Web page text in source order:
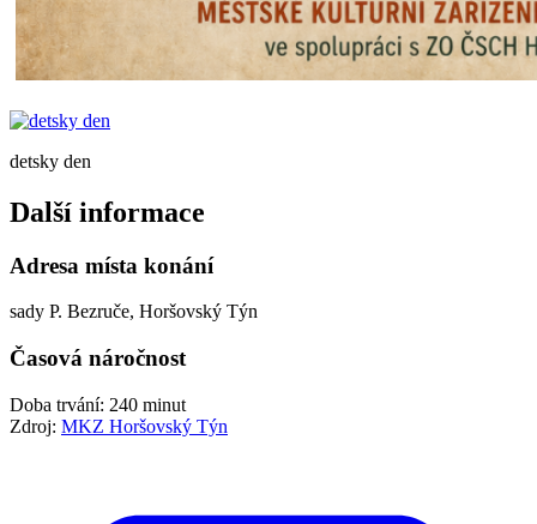
detsky den
Další informace
Adresa místa konání
sady P. Bezruče, Horšovský Týn
Časová náročnost
Doba trvání: 240 minut
Zdroj: MKZ Horšovský Týn